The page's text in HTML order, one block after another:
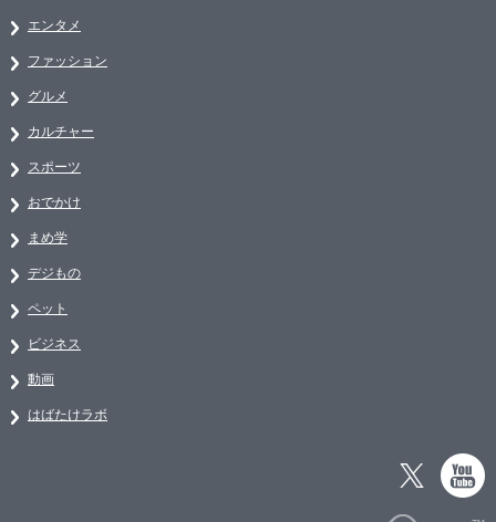
エンタメ
ファッション
グルメ
カルチャー
スポーツ
おでかけ
まめ学
デジもの
ペット
ビジネス
動画
はばたけラボ